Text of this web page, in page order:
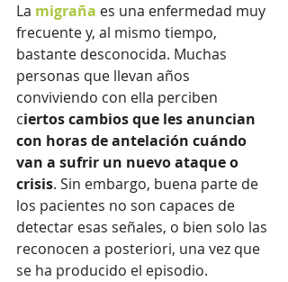
La migraña es una enfermedad muy
frecuente y, al mismo tiempo,
bastante desconocida. Muchas
personas que llevan años
conviviendo con ella perciben
ciertos cambios que les anuncian
con horas de antelación cuándo
van a sufrir un nuevo ataque o
crisis. Sin embargo, buena parte de
los pacientes no son capaces de
detectar esas señales, o bien solo las
reconocen a posteriori, una vez que
se ha producido el episodio.